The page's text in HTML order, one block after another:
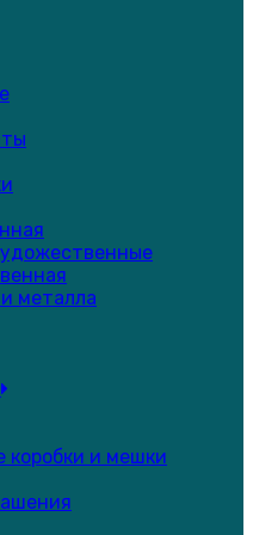
металла
коробки и мешки